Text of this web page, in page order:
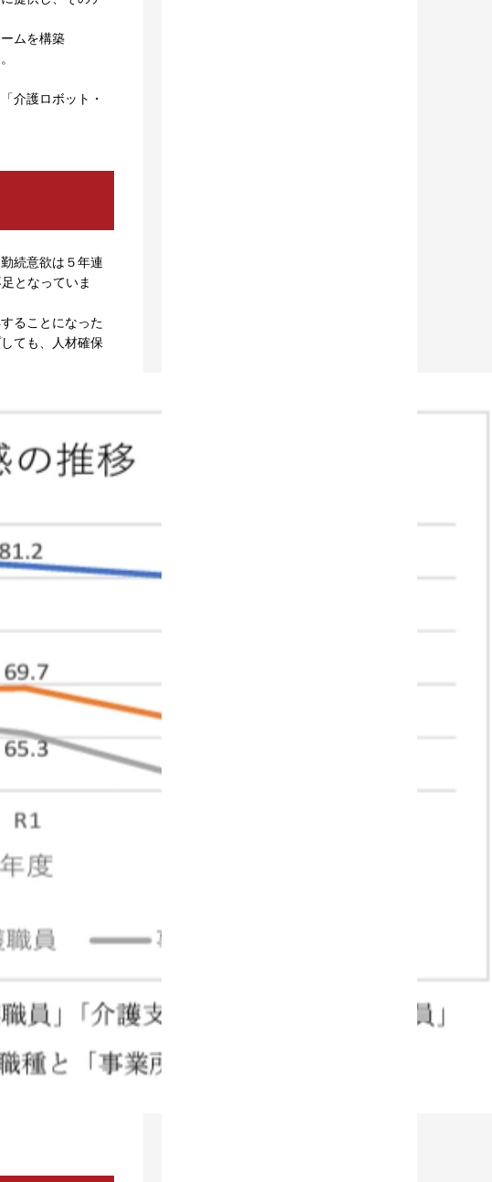
ムを構築
介護ロボット・
続意欲は５年連
となっていま
ることになった
ても、人材確保